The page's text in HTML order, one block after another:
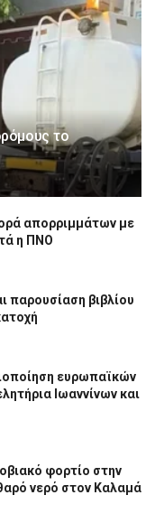
το
απορριμμάτων με
η ΠΝΟ
παρουσίαση βιβλίου
ευρωπαϊκών
Ιωαννίνων και
φορτίο στην
νερό στον Καλαμά